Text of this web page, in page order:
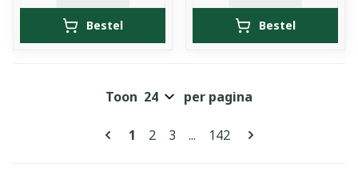
Bestel Bestel
Pagina's
U lees momenteel pagina
1 Pagina
2 Pagina
3 ... Pagina
142
Toon per pagina